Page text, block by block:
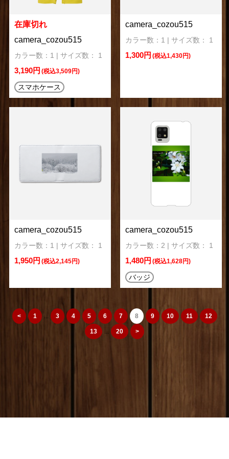
在庫切れ
camera_cozou515
カラー数：1 | サイズ数： 1
3,190円 (税込3,509円)
スマホケース
camera_cozou515
カラー数：1 | サイズ数： 1
1,300円 (税込1,430円)
camera_cozou515
カラー数：1 | サイズ数： 1
1,950円 (税込2,145円)
camera_cozou515
カラー数：2 | サイズ数： 1
1,480円 (税込1,628円)
バッジ
< 1 ... 3 4 5 6 7 8 9 10 11 12
13 ... 20 >